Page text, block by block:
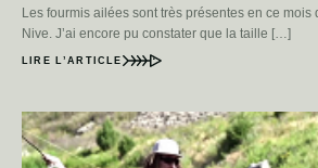
Les fourmis ailées sont très présentes en ce mois
Nive. J’ai encore pu constater que la taille […]
LIRE L’ARTICLE